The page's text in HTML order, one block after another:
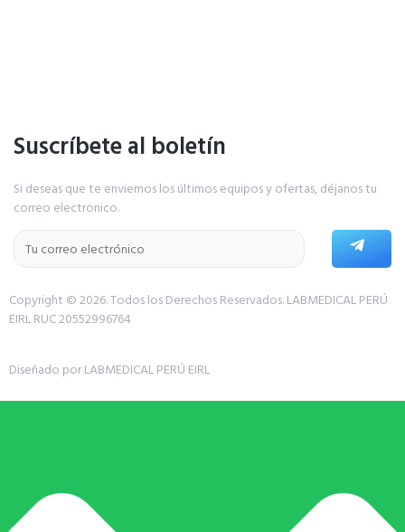
Suscríbete al boletín
Si deseas que te enviemos los últimos equipos y ofertas, déjanos tu
correo electronico.
Copyright © 2026. Todos los Derechos Reservados.LABMEDICAL PERÚ
EIRL RUC 20552996764
Diseñado por LABMEDICAL PERÚ EIRL